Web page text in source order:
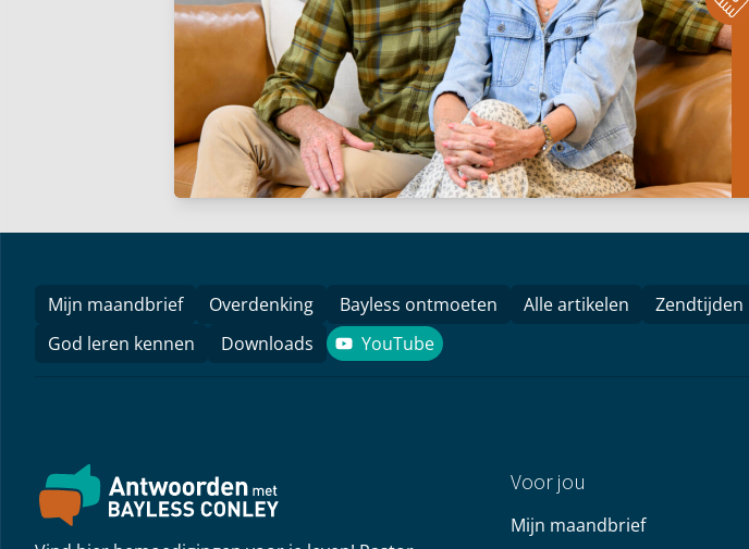
Mijn maandbrief Overdenking Bayless ontmoeten Alle artikelen Zendtijden
God leren kennen
Downloads YouTube
YouTube
Voor jou
Mijn maandbrief